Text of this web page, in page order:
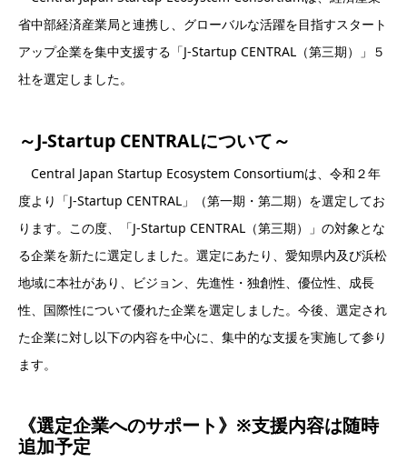
省中部経済産業局と連携し、グローバルな活躍を目指すスタート
アップ企業を集中支援する「J-Startup CENTRAL（第三期）」５
社を選定しました。
～J-Startup CENTRALについて～
Central Japan Startup Ecosystem Consortiumは、令和２年
度より「J-Startup CENTRAL」（第一期・第二期）を選定してお
ります。この度、「J-Startup CENTRAL（第三期）」の対象とな
る企業を新たに選定しました。選定にあたり、愛知県内及び浜松
地域に本社があり、ビジョン、先進性・独創性、優位性、成長
性、国際性について優れた企業を選定しました。今後、選定され
た企業に対し以下の内容を中心に、集中的な支援を実施して参り
ます。
《選定企業へのサポート》 ※支援内容は随時
追加予定